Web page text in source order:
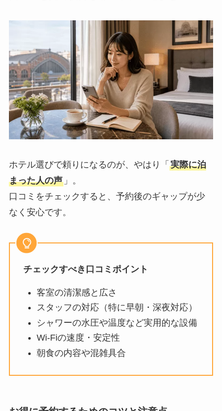
ホテル選びで頼りになるのが、やはり「 実際に泊
まった人の声」。
口コミをチェックすると、予約後のギャップが少
なく安心です。
チェックすべき口コミポイント
客室の清潔感と広さ
スタッフの対応（特に早朝・深夜対応）
シャワーの水圧や温度など実用的な設備
Wi-Fiの速度・安定性
朝食の内容や混雑具合